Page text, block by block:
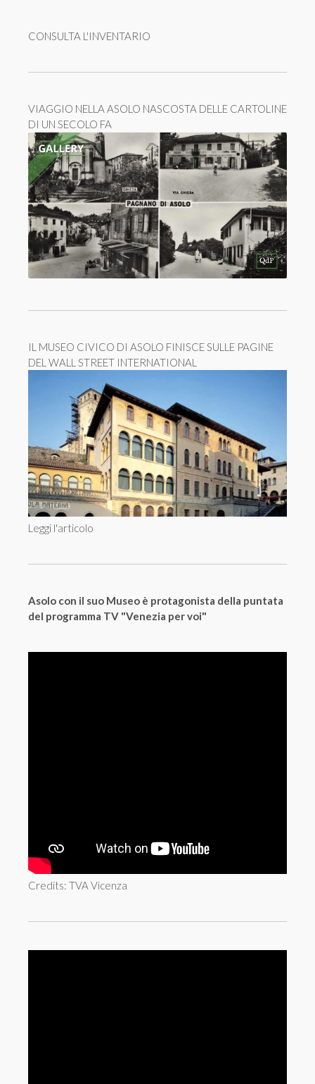
CONSULTA L'INVENTARIO
VIAGGIO NELLA ASOLO NASCOSTA DELLE CARTOLINE
DI UN SECOLO FA
IL MUSEO CIVICO DI ASOLO FINISCE SULLE PAGINE
DEL WALL STREET INTERNATIONAL
Leggi l'articolo
Asolo con il suo Museo è protagonista della puntata
del programma TV "Venezia per voi"
Credits: TVA Vicenza